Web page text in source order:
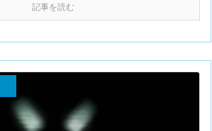
記事を読む